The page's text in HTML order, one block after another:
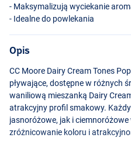
- Maksymalizują wyciekanie
- Idealne do powlekania
Opis
CC Moore Dairy Cream Tones
pływające, dostępne w różnych
waniliową mieszanką Dairy
atrakcyjny profil smakowy.
jasnoróżowe, jak i
zróżnicowanie koloru i